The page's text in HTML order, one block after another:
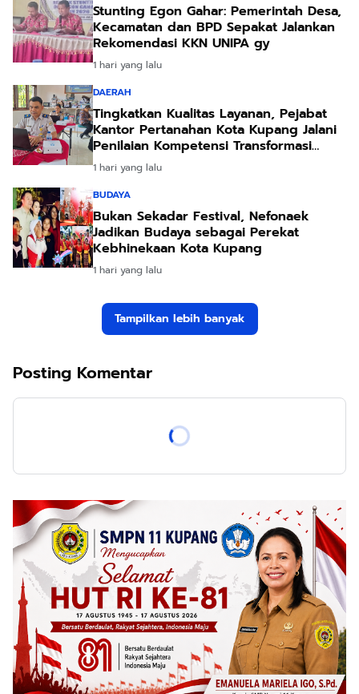
Stunting Egon Gahar: Pemerintah Desa,
Kecamatan dan BPD Sepakat Jalankan
Rekomendasi KKN UNIPA gy
1 hari yang lalu
DAERAH
Tingkatkan Kualitas Layanan, Pejabat
Kantor Pertanahan Kota Kupang Jalani
Penilaian Kompetensi Transformasi
Pelayanan
1 hari yang lalu
BUDAYA
Bukan Sekadar Festival, Nefonaek
Jadikan Budaya sebagai Perekat
Kebhinekaan Kota Kupang
1 hari yang lalu
Tampilkan lebih banyak
Posting Komentar